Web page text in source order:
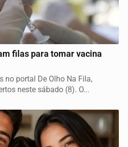
filas para tomar vacina
no portal De Olho Na Fila,
neste sábado (8). O...